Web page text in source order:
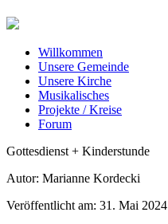
Willkommen
Unsere Gemeinde
Unsere Kirche
Musikalisches
Projekte / Kreise
Forum
Gottesdienst + Kinderstunde
Autor: Marianne Kordecki
Veröffentlicht am: 31. Mai 2024